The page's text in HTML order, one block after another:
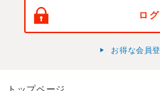
ロ
お得な会員